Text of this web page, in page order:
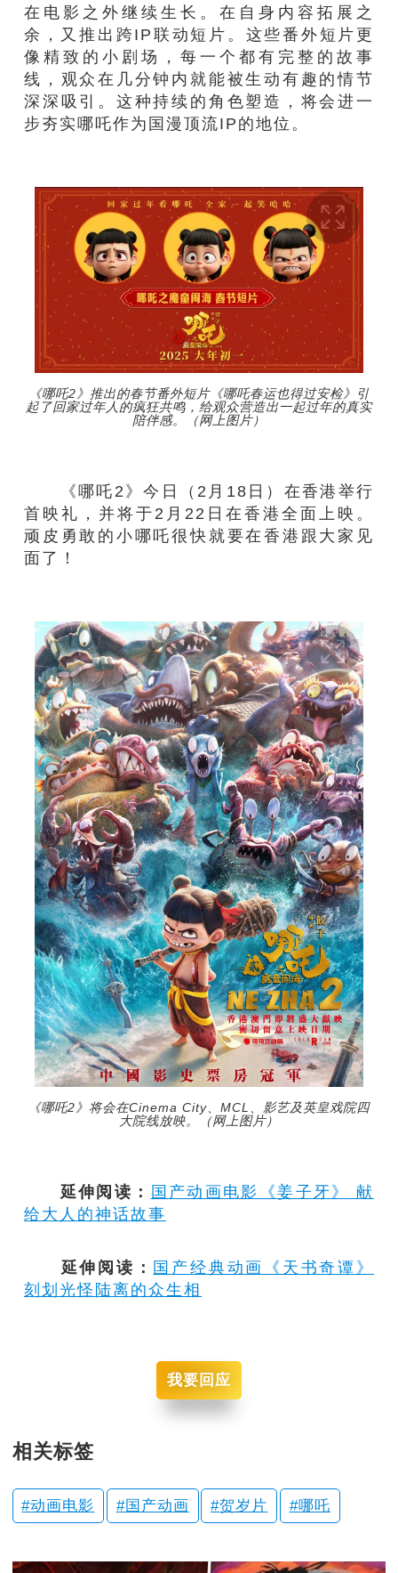
在电影之外继续生长。在自身内容拓展之
余，又推出跨IP联动短片。这些番外短片更
像精致的小剧场，每一个都有完整的故事
线，观众在几分钟内就能被生动有趣的情节
深深吸引。这种持续的角色塑造，将会进一
步夯实哪吒作为国漫顶流IP的地位。
《哪吒2》推出的春节番外短片《哪吒春运也得过安检》引
起了回家过年人的疯狂共鸣，给观众营造出一起过年的真实
陪伴感。（网上图片）
《哪吒2》今日（2月18日）在香港举行
首映礼，并将于2月22日在香港全面上映。
顽皮勇敢的小哪吒很快就要在香港跟大家见
面了！
《哪吒2》将会在Cinema City、MCL、影艺及英皇戏院四
大院线放映。（网上图片）
延伸阅读： 国产动画电影《姜子牙》 献
给大人的神话故事
延伸阅读： 国产经典动画《天书奇谭》
刻划光怪陆离的众生相
我要回应
相关标签
动画电影 国产动画 贺岁片 哪吒